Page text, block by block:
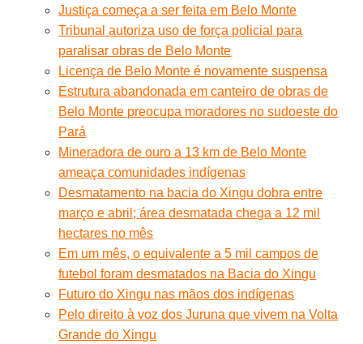
Justiça começa a ser feita em Belo Monte
Tribunal autoriza uso de força policial para
paralisar obras de Belo Monte
Licença de Belo Monte é novamente suspensa
Estrutura abandonada em canteiro de obras de
Belo Monte preocupa moradores no sudoeste do
Pará
Mineradora de ouro a 13 km de Belo Monte
ameaça comunidades indígenas
Desmatamento na bacia do Xingu dobra entre
março e abril; área desmatada chega a 12 mil
hectares no mês
Em um mês, o equivalente a 5 mil campos de
futebol foram desmatados na Bacia do Xingu
Futuro do Xingu nas mãos dos indígenas
Pelo direito à voz dos Juruna que vivem na Volta
Grande do Xingu